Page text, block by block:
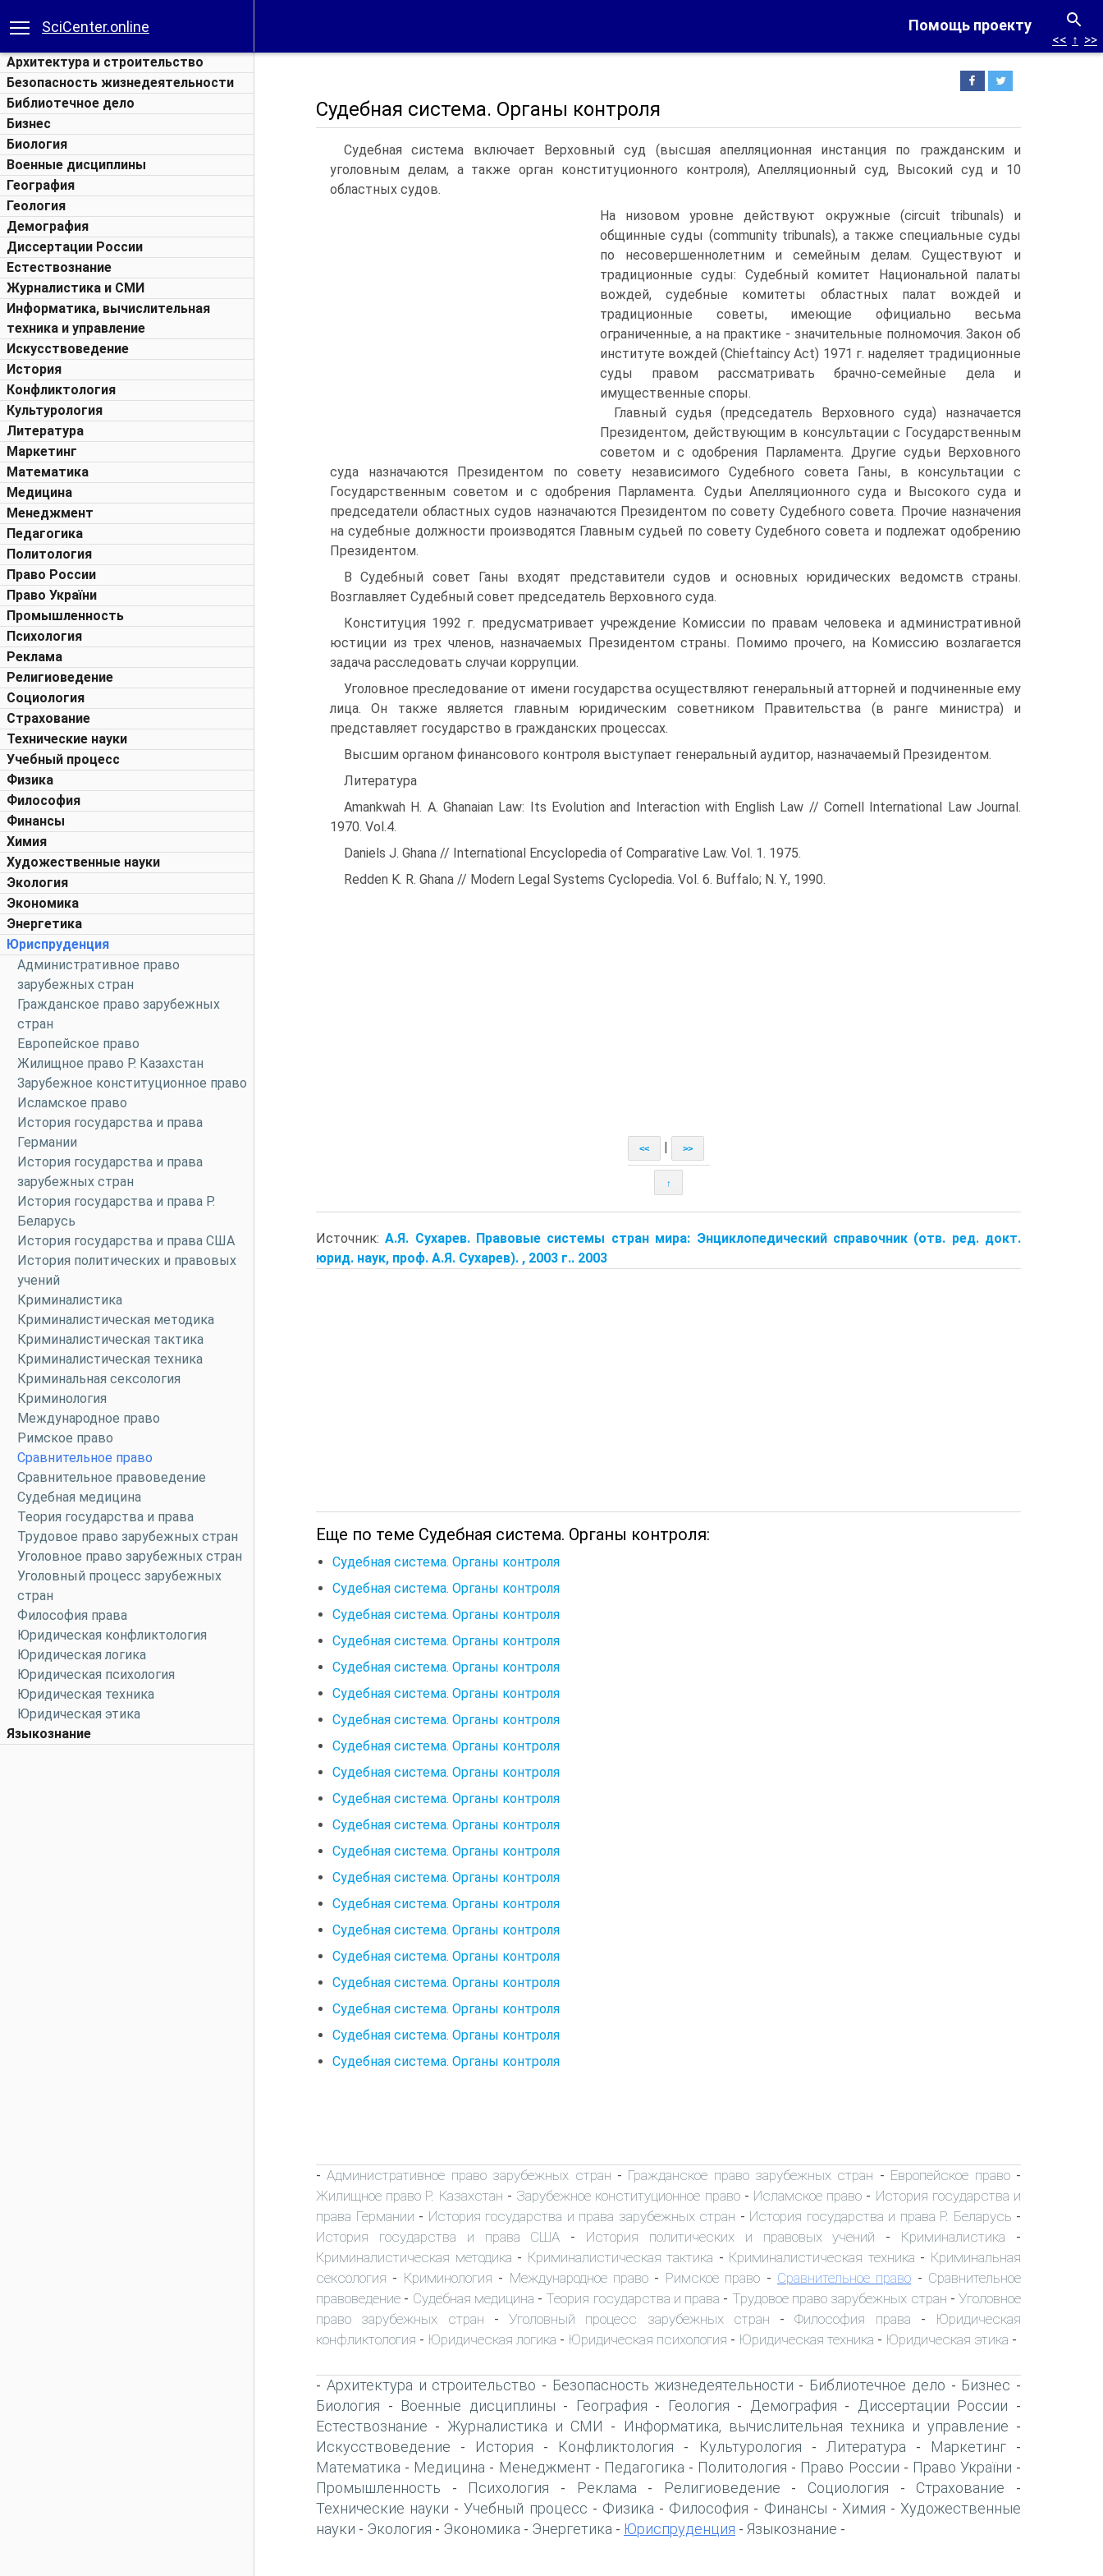
Помощь проекту
SciCenter.online
Архитектура и строительство
Безопасность жизнедеятельности
Библиотечное дело
Бизнес
Биология
Военные дисциплины
География
Геология
Демография
Диссертации России
Естествознание
Журналистика и СМИ
Информатика, вычислительная
техника и управление
Искусствоведение
История
Конфликтология
Культурология
Литература
Маркетинг
Математика
Медицина
Менеджмент
Педагогика
Политология
Право России
Право України
Промышленность
Психология
Реклама
Религиоведение
Социология
Страхование
Технические науки
Учебный процесс
Физика
Философия
Финансы
Химия
Художественные науки
Экология
Экономика
Энергетика
Юриспруденция
Административное право
зарубежных стран
Гражданское право зарубежных
стран
Европейское право
Жилищное право Р. Казахстан
Зарубежное конституционное право
Исламское право
История государства и права
Германии
История государства и права
зарубежных стран
История государства и права Р.
Беларусь
История государства и права США
История политических и правовых
учений
Криминалистика
Криминалистическая методика
Криминалистическая тактика
Криминалистическая техника
Криминальная сексология
Криминология
Международное право
Римское право
Сравнительное право
Сравнительное правоведение
Судебная медицина
Теория государства и права
Трудовое право зарубежных стран
Уголовное право зарубежных стран
Уголовный процесс зарубежных
стран
Философия права
Юридическая конфликтология
Юридическая логика
Юридическая психология
Юридическая техника
Юридическая этика
Языкознание
<< ↑ >>
Судебная система. Органы контроля
Судебная система включает Верховный суд (высшая апелляционная инстанция по гражданским и
уголовным делам, а также орган конституционного контроля), Апелляционный суд, Высокий суд и 10
областных судов.
На низовом уровне действуют окружные (circuit tribunals) и
общинные суды (community tribunals), а также специальные суды
по несовершеннолетним и семейным делам. Существуют и
традиционные суды: Судебный комитет Национальной палаты
вождей, судебные комитеты областных палат вождей и
традиционные советы, имеющие официально весьма
ограниченные, а на практике - значительные полномочия. Закон об
институте вождей (Chieftaincy Act) 1971 г. наделяет традиционные
суды правом рассматривать брачно-семейные дела и
имущественные споры.
Главный судья (председатель Верховного суда) назначается
Президентом, действующим в консультации с Государственным
советом и с одобрения Парламента. Другие судьи Верховного
суда назначаются Президентом по совету независимого Судебного совета Ганы, в консультации с
Государственным советом и с одобрения Парламента. Судьи Апелляционного суда и Высокого суда и
председатели областных судов назначаются Президентом по совету Судебного совета. Прочие назначения
на судебные должности производятся Главным судьей по совету Судебного совета и подлежат одобрению
Президентом.
В Судебный совет Ганы входят представители судов и основных юридических ведомств страны.
Возглавляет Судебный совет председатель Верховного суда.
Конституция 1992 г. предусматривает учреждение Комиссии по правам человека и административной
юстиции из трех членов, назначаемых Президентом страны. Помимо прочего, на Комиссию возлагается
задача расследовать случаи коррупции.
Уголовное преследование от имени государства осуществляют генеральный атторней и подчиненные ему
лица. Он также является главным юридическим советником Правительства (в ранге министра) и
представляет государство в гражданских процессах.
Высшим органом финансового контроля выступает генеральный аудитор, назначаемый Президентом.
Литература
Amankwah H. A. Ghanaian Law: Its Evolution and Interaction with English Law // Cornell International Law Journal.
1970. Vol.4.
Daniels J. Ghana // International Encyclopedia of Comparative Law. Vol. 1. 1975.
Redden K. R. Ghana // Modern Legal Systems Cyclopedia. Vol. 6. Buffalo; N. Y., 1990.
<< >>
↑
Источник:А.Я. Сухарев. Правовые системы стран мира: Энциклопедический справочник (отв. ред. докт.
юрид. наук, проф. А.Я. Сухарев). , 2003 г.. 2003
Еще по теме Судебная система. Органы контроля:
Судебная система. Органы контроля
Судебная система. Органы контроля
Судебная система. Органы контроля
Судебная система. Органы контроля
Судебная система. Органы контроля
Судебная система. Органы контроля
Судебная система. Органы контроля
Судебная система. Органы контроля
Судебная система. Органы контроля
Судебная система. Органы контроля
Судебная система. Органы контроля
Судебная система. Органы контроля
Судебная система. Органы контроля
Судебная система. Органы контроля
Судебная система. Органы контроля
Судебная система. Органы контроля
Судебная система. Органы контроля
Судебная система. Органы контроля
Судебная система. Органы контроля
Судебная система. Органы контроля
-Административное право зарубежных стран - Гражданское право зарубежных стран - Европейское право-
Жилищное право Р. Казахстан - Зарубежное конституционное право- Исламское право - История государства и
права Германии - История государства и права зарубежных стран - История государства и права Р. Беларусь -
История государства и права США - История политических и правовых учений - Криминалистика -
Криминалистическая методика - Криминалистическая тактика - Криминалистическая техника - Криминальная
сексология - Криминология - Международное право- Римское право - Сравнительное право - Сравнительное
правоведение - Судебная медицина - Теория государства и права - Трудовое право зарубежных стран -Уголовное
право зарубежных стран - Уголовный процесс зарубежных стран -Философия права -
Юридическая
конфликтология - Юридическая логика - Юридическая психология - Юридическая техника - Юридическая этика -
- Архитектура и строительство - Безопасность жизнедеятельности - Библиотечное дело - Бизнес -
Биология - Военные дисциплины - География - Геология - Демография - Диссертации России -
Естествознание - Журналистика и СМИ - Информатика, вычислительная техника и управление -
Искусствоведение - История - Конфликтология - Культурология - Литература - Маркетинг-
Математика - Медицина - Менеджмент- Педагогика - Политология - Право России - Право України -
Промышленность - Психология - Реклама - Религиоведение - Социология - Страхование -
Технические науки -Учебный процесс - Физика - Философия - Финансы - Химия - Художественные
науки - Экология - Экономика - Энергетика - Юриспруденция - Языкознание -